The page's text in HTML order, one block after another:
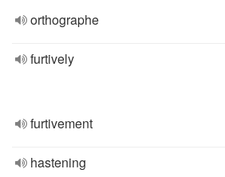
orthographe
furtively
furtivement
hastening